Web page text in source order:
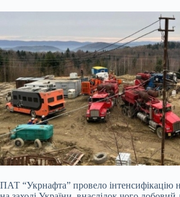
ПАТ “Укрнафта” провело інтенсифікацію